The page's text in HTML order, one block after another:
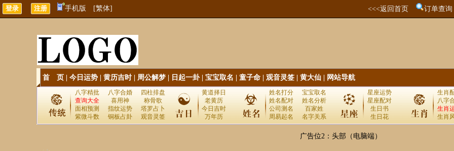
手机版 [繁体] <<<返回首页 订单查询
首 页 今日运势 黄历吉时| 周公解梦 日起一卦| 宝宝取名 童子命 观音灵签 黄大仙 网站导航
八字精批 八字合婚
四柱排盘
查询大全
喜用神
称骨歌
面相预测
指纹运势
塔罗占卜
紫微斗数
铜板占卦 观音灵签
黄道择日
老黄历
今日吉时
万年历
姓名打分
宝宝取名
姓名配对
姓名分析
公司测名
百家姓
周易起名
名字关系
星座运势
星座配对
生日书
生日花
生肖
八字
生肖
生肖
广告位2：头部（电脑端）